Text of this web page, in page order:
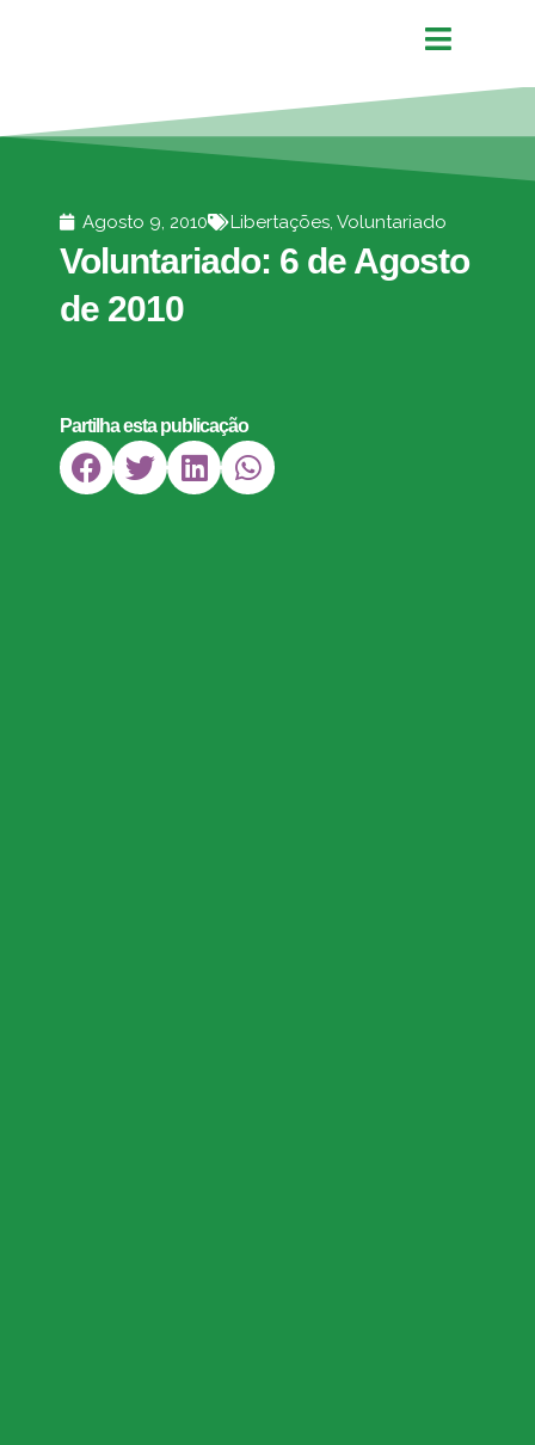
Agosto 9, 2010 Libertações, Voluntariado
Voluntariado: 6 de Agosto
de 2010
Partilha esta publicação